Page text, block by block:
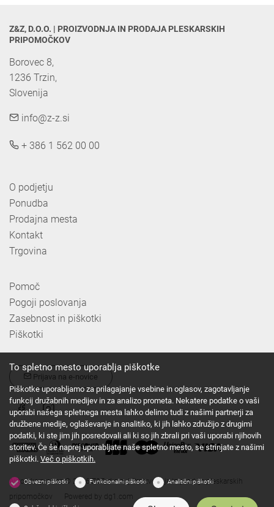
Z&Z, D.O.O. | PROIZVODNJA IN PRODAJA PLESKARSKIH
PRIPOMOČKOV
Borovec 8,
1236 Trzin,
Slovenija
info@z-z.si
+ 386 1 562 00 00
O podjetju
Ponudba
Prodajna mesta
Kontakt
Trgovina
Pomoč
Pogoji poslovanja
Zasebnost in piškotki
Piškotki
Prijava na e-novice
Avtorske pravice © 2026 Z&Z, d.o.o. | Proizvodnja in prodaja pleskarskih
pripomočkov
Powered by dg1.com
To spletno mesto uporablja piškotke
Piškotke uporabljamo za prilagajanje vsebine in oglasov, zagotavljanje
funkcij družabnih medijev in za analizo prometa. Nekatere podatke o vaši
uporabi našega spletnega mesta lahko delimo tudi z našimi partnerji za
družbene medije, oglaševanje in analitiko, ki jih lahko združijo z drugimi
podatki, ki ste jim jih posredovali ali ki so jih zbrali pri vaši uporabi njihovih
storitev. Če še naprej uporabljate naše spletno mesto, se strinjate z našimi
piškotki. Več o piškotkih.
Obvezni piškotki Funkcionalni piškotki Analitični piškotki